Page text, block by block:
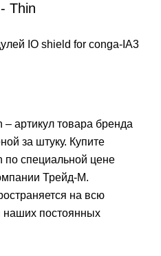
Thin
IO shield for conga-IA3
артикул товара бренда
за штуку. Купите
по специальной цене
Трейд-М.
на всю
наших постоянных